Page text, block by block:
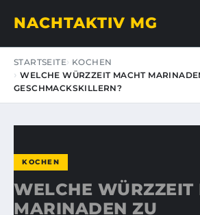
NACHTAKTIV MG
STARTSEITE KOCHEN
WELCHE WÜRZZEIT MACHT
GESCHMACKSKILLERN?
KOCHEN
WELCHE WÜRZZEIT
MARINADEN ZU